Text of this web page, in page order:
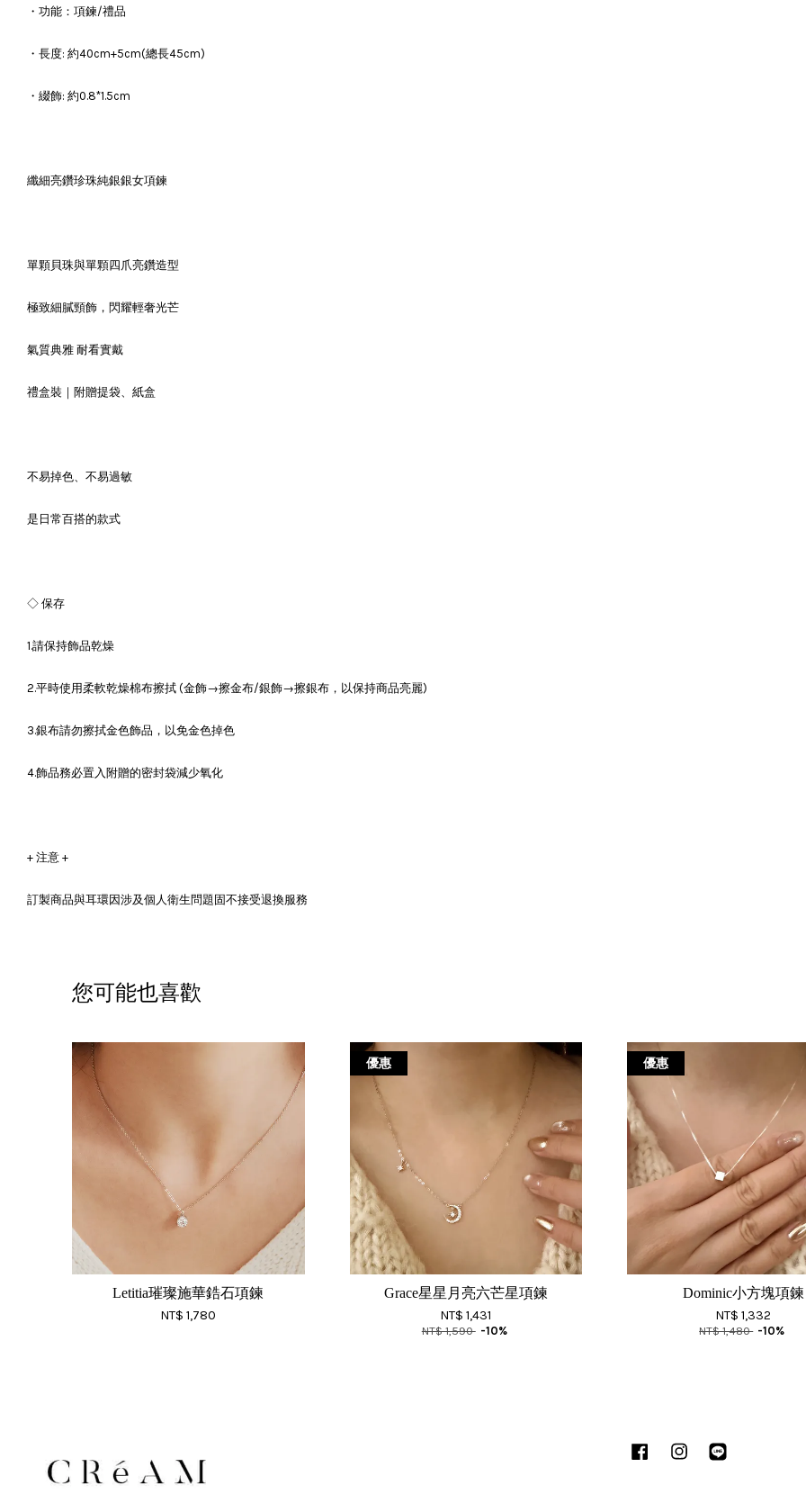
・功能：項鍊/禮品
・長度: 約40cm+5cm(總長45cm)
・綴飾: 約0.8*1.5cm
纖細亮鑽珍珠純銀銀女項鍊
單顆貝珠與單顆四爪亮鑽造型
極致細膩頸飾，閃耀輕奢光芒
氣質典雅 耐看實戴
禮盒裝｜附贈提袋、紙盒
不易掉色、不易過敏
是日常百搭的款式
◇ 保存
1.請保持飾品乾燥
2.平時使用柔軟乾燥棉布擦拭 (金飾→擦金布/銀飾→擦銀布，以保持商品亮麗)
3.銀布請勿擦拭金色飾品，以免金色掉色
4.飾品務必置入附贈的密封袋減少氧化
+ 注意 +
訂製商品與耳環因涉及個人衛生問題固不接受退換服務
您可能也喜歡
Letitia璀璨施華鋯石項鍊
NT$ 1,780
優惠
Grace星星月亮六芒星項鍊
NT$ 1,431
NT$ 1,590 -10%
優惠
Dominic小方塊項鍊
NT$ 1,332
NT$ 1,480 -10%
Facebook Instagram